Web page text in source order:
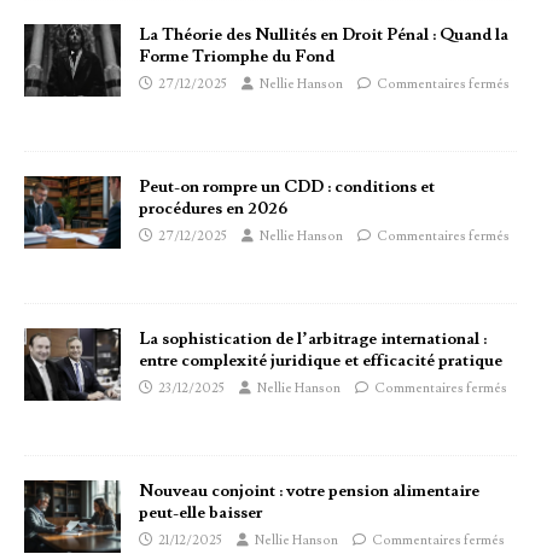
La Théorie des Nullités en Droit Pénal : Quand la
Forme Triomphe du Fond
27/12/2025 Nellie Hanson Commentaires fermés
Peut-on rompre un CDD : conditions et
procédures en 2026
27/12/2025 Nellie Hanson Commentaires fermés
La sophistication de l’arbitrage international :
entre complexité juridique et efficacité pratique
23/12/2025 Nellie Hanson Commentaires fermés
Nouveau conjoint : votre pension alimentaire
peut-elle baisser
21/12/2025 Nellie Hanson Commentaires fermés